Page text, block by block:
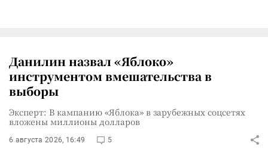
Данилин назвал «Яблоко»
инструментом вмешательства в
выборы
Эксперт: В кампанию «Яблока» в зарубежных соцсетях
вложены миллионы долларов
6 августа 2026, 16:49 5